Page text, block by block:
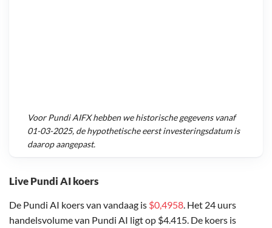
Live Pundi AI koers
De Pundi AI koers van vandaag is $0,4958. Het 24 uurs
handelsvolume van Pundi AI ligt op $4.415. De koers is
VoorPundi AIFXhebben we historische gegevens vanaf
01-03-2025, de hypothetische eerst investeringsdatum is
daarop aangepast.